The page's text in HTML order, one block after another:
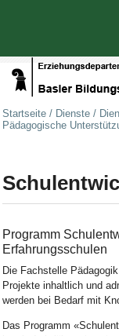
Startseite / Dienste /
Pädagogische
Programm
Erfahrungsschulen
Die Fachstelle
Projekte inhaltlich und
werden bei Bedarf mit
Das Programm